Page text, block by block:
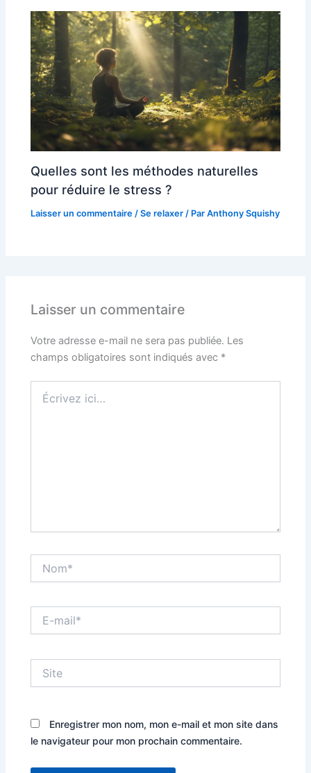
Quelles sont les méthodes naturelles
pour réduire le stress ?
Laisser un commentaire /Se relaxer / ParAnthony Squishy
Laisser un commentaire
Votre adresse e-mail ne sera pas publiée. Les
champs obligatoires sont indiqués avec *
ici…
mail*
Enregistrer mon nom, mon e-mail et mon site dans
le navigateur pour mon prochain commentaire.